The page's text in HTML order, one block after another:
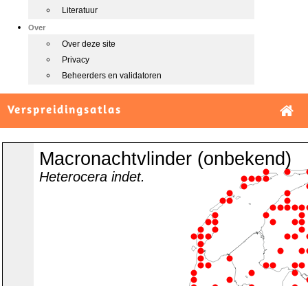
Literatuur
Over
Over deze site
Privacy
Beheerders en validatoren
Verspreidingsatlas